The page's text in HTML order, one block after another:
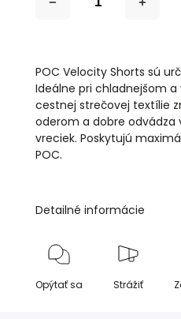
POC Velocity Shorts sú
Ideálne pri chladnejšom
cestnej strečovej textílie
oderom a dobre odvádza
vreciek. Poskytujú
POC.
Detailné informácie
Opýtať sa Strážiť